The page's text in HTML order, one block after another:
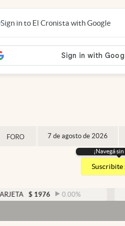
FORO 7 de agosto de 2026
¡Navegá
Suscribite
$ 1976 0.00 %
Sign in to El Cronista with Google